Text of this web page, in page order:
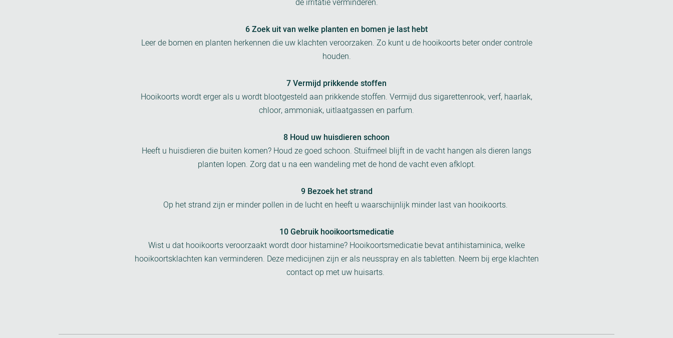
6 Zoek uit van welke planten en bomen je last hebt
Leer de bomen en planten herkennen die uw klachten veroorzaken. Zo kunt u de hooikoorts beter onder controle
houden.
7 Vermijd prikkende stoffen
Hooikoorts wordt erger als u wordt blootgesteld aan prikkende stoffen. Vermijd dus sigarettenrook, verf, haarlak,
chloor, ammoniak, uitlaatgassen en parfum.
8 Houd uw huisdieren schoon
Heeft u huisdieren die buiten komen? Houd ze goed schoon. Stuifmeel blijft in de vacht hangen als dieren langs
planten lopen. Zorg dat u na een wandeling met de hond de vacht even afklopt.
9 Bezoek het strand
Op het strand zijn er minder pollen in de lucht en heeft u waarschijnlijk minder last van hooikoorts.
10 Gebruik hooikoortsmedicatie
Wist u dat hooikoorts veroorzaakt wordt door histamine? Hooikoortsmedicatie bevat antihistaminica, welke
hooikoortsklachten kan verminderen. Deze medicijnen zijn er als neusspray en als tabletten. Neem bij erge klachten
contact op met uw huisarts.